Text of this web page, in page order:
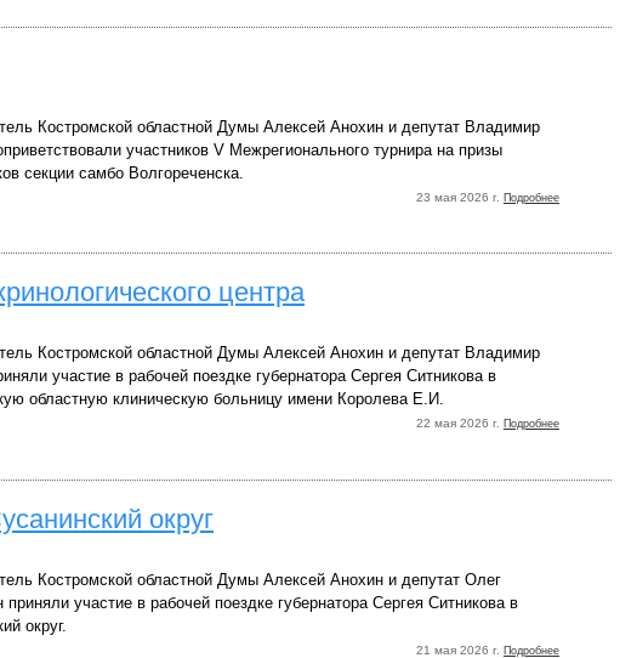
Костромской областной Думы Алексей Анохин и депутат Владимир
участников V Межрегионального турнира на призы
секции самбо Волгореченска.
23 мая 2026 г. Подробнее
центра
Костромской областной Думы Алексей Анохин и депутат Владимир
участие в рабочей поездке губернатора Сергея Ситникова в
областную клиническую больницу имени Королева Е.И.
22 мая 2026 г. Подробнее
округ
Костромской областной Думы Алексей Анохин и депутат Олег
приняли участие в рабочей поездке губернатора Сергея Ситникова в
округ.
21 мая 2026 г. Подробнее